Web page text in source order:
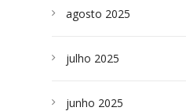
agosto 2025
julho 2025
junho 2025